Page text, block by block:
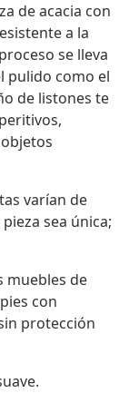
de acacia con
a la
se lleva
pulido como el
de listones te
varían de
sea única;
muebles de
con
protección